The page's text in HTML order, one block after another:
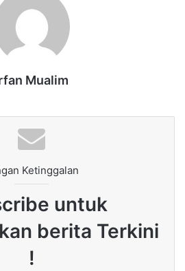
Mualim
Ketinggalan
untuk
berita Terkini
!